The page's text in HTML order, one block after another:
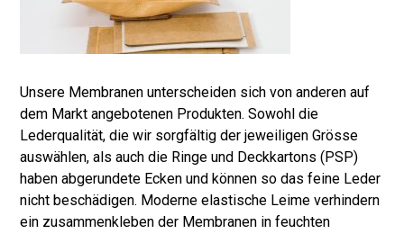
Unsere Membranen unterscheiden sich von anderen auf
dem Markt angebotenen Produkten. Sowohl die
Lederqualität, die wir sorgfältig der jeweiligen Grösse
auswählen, als auch die Ringe und Deckkartons (PSP)
haben abgerundete Ecken und können so das feine Leder
nicht beschädigen. Moderne elastische Leime verhindern
ein zusammenkleben der Membranen in feuchten